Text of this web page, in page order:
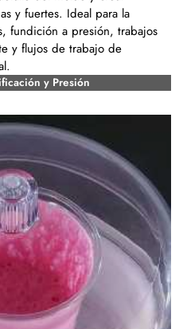
y fuertes. Ideal para la
fundición a presión, trabajos
y flujos de trabajo de
y Presión